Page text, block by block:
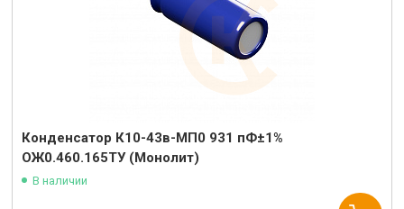
Конденсатор К10-43в-МП0 931 пФ±1%
ОЖ0.460.165ТУ (Монолит)
В наличии